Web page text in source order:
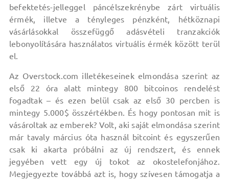
befektetés-jelleggel páncélszekrénybe zárt virtuális
érmék, illetve a tényleges pénzként, hétköznapi
vásárlásokkal összefüggő adásvételi tranzakciók
lebonyolítására használatos virtuális érmék között terül
el.
Az Overstock.com illetékeseinek elmondása szerint az
első 22 óra alatt mintegy 800 bitcoinos rendelést
fogadtak – és ezen belül csak az első 30 percben is
mintegy 5.000$ összértékben. És hogy pontosan mit is
vásároltak az emberek? Volt, aki saját elmondása szerint
már tavaly március óta használ bitcoint és egyszerűen
csak ki akarta próbálni az új rendszert, és ennek
jegyében vett egy új tokot az okostelefonjához.
Megjegyezte továbbá azt is, hogy szívesen támogatja a